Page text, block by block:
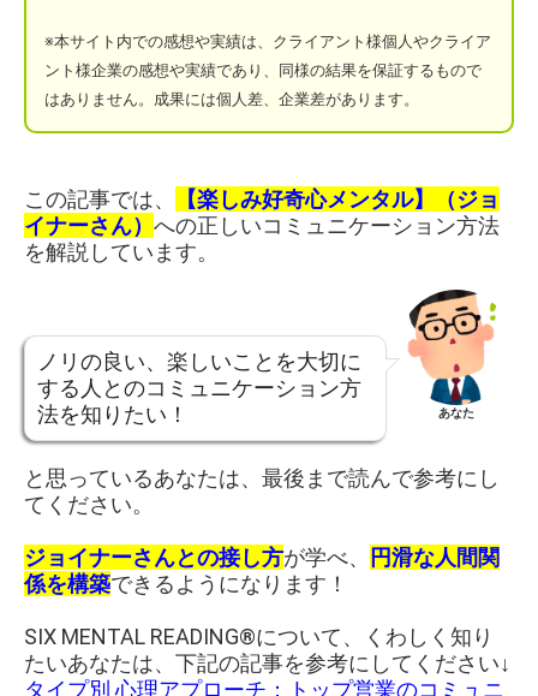
※本サイト 内での感想や実績は、クライアント様個人やクライア
ント様企業の感想や実績であり、同様の結果を保証するもので
はありません。成果には個人差、企業差があります。
この記事では、
【楽しみ好奇心メンタル】（ジョ
イナーさん） への正しいコミュニケーション方法
を解説しています。
ノリの良い、楽しいことを大切に
する人とのコミュニケーション方
法を知りたい！
あなた
と思っているあなたは、最後まで読んで参考にし
てください。
ジョイナーさんとの接し方が学べ、
円滑な人間関
係を構築できるようになります！
SIX MENTAL READING®について、くわしく知り
たいあなたは、下記の記事を参考にしてください↓
タイプ別 心理アプローチ：トップ営業のコミュニ